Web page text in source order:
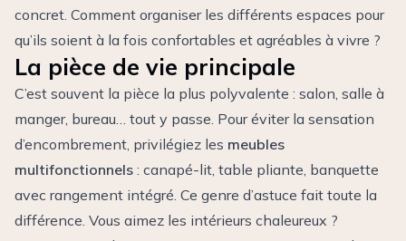
concret. Comment organiser les différents espaces pour
qu’ils soient à la fois confortables et agréables à vivre ?
La pièce de vie principale
C’est souvent la pièce la plus polyvalente : salon, salle à
manger, bureau… tout y passe. Pour éviter la sensation
d’encombrement, privilégiez les meubles
multifonctionnels : canapé-lit, table pliante, banquette
avec rangement intégré. Ce genre d’astuce fait toute la
différence. Vous aimez les intérieurs chaleureux ?